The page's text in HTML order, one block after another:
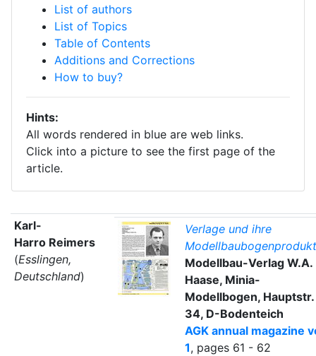
List of authors
List of Topics
Table of Contents
Additions and Corrections
How to buy?
Hints:
All words rendered in blue are web links.
Click into a picture to see the first page of the
article.
Karl-
Harro Reimers
(Esslingen,
Deutschland)
Verlage und ihre
Modellbau-Verlag W.A.
Haase, Minia-
Modellbogen, Hauptstr.
34, D-Bodenteich
AGK annual magazine
1, pages 61 - 62